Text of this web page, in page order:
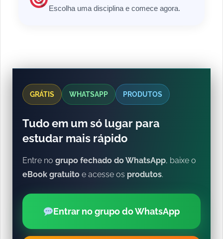
Escolha uma disciplina e comece agora.
GRÁTIS WHATSAPP PRODUTOS
Tudo em um só lugar para
estudar mais rápido
Entre no grupo fechado do WhatsApp, baixe o
eBook gratuito e acesse os produtos.
Entrar no grupo do WhatsApp